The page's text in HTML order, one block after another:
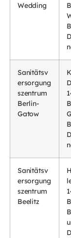
Wedding
Sanitätsv
ersorgung
szentrum
Berlin-
Gatow
Sanitätsv
ersorgung
szentrum
Beelitz